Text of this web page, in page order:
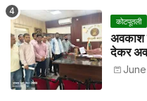
कोटपूतली
अवकाश
देकर
विरोध
के नाम